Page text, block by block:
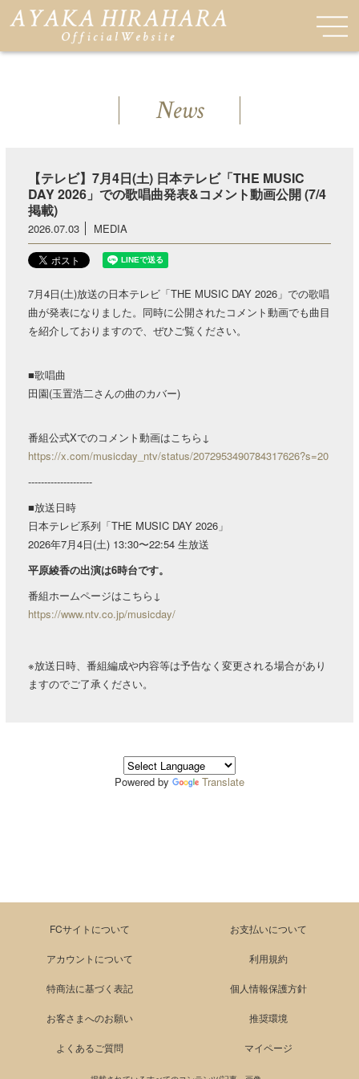
News
【テレビ】7月4日(土) 日本テレビ「THE MUSIC
DAY 2026」での歌唱曲発表&コメント動画公開 (7/4
掲載)
2026.07.03 MEDIA
7月4日(土)放送の日本テレビ「THE MUSIC DAY 2026」での歌唱
曲が発表になりました。同時に公開されたコメント動画でも曲目
を紹介しておりますので、ぜひご覧ください。
■歌唱曲
田園(玉置浩二さんの曲のカバー)
番組公式Xでのコメント動画はこちら↓
https://x.com/musicday_ntv/status/2072953490784317626?s=20
--------------------
■放送日時
日本テレビ系列「THE MUSIC DAY 2026」
2026年7月4日(土) 13:30〜22:54 生放送
平原綾香の出演は6時台です。
番組ホームページはこちら↓
https://www.ntv.co.jp/musicday/
※放送日時、番組編成や内容等は予告なく変更される場合があり
ますのでご了承ください。
Powered by Translate
FCサイトについて お支払いについて
アカウントについて 利用規約
特商法に基づく表記 個人情報保護方針
お客さまへのお願い 推奨環境
よくあるご質問 マイページ